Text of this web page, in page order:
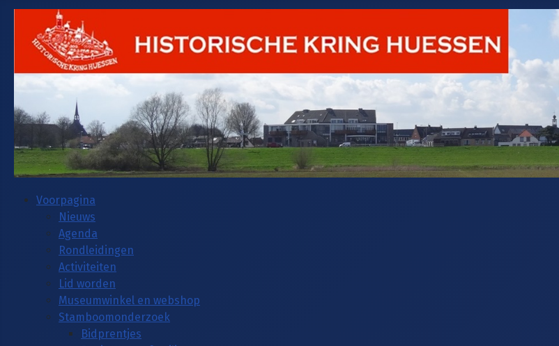
Voorpagina
Nieuws
Agenda
Rondleidingen
Activiteiten
Lid worden
Museumwinkel en webshop
Stamboomonderzoek
Bidprentjes